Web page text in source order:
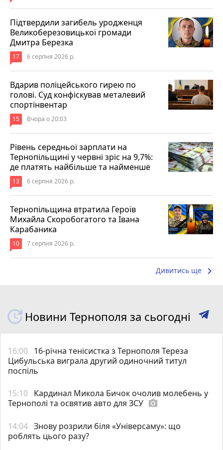
Підтвердили загибель уродженця
Великоберезовицької громади
Дмитра Березка
17 6 серпня 2026 р.
Вдарив поліцейського гирею по
голові. Суд конфіскував металевий
спортінвентар
15 Вчора о 20:03
Рівень середньої зарплати на
Тернопільщині у червні зріс на 9,7%:
де платять найбільше та найменше
13 6 серпня 2026 р.
Тернопільщина втратила Героїв
Михайла Скоробогатого та Івана
Карабаника
10 7 серпня 2026 р.
Дивитись ще keyboard_arrow_right
Новини Тернополя за сьогодні
16:00 16-річна тенісистка з Тернополя Тереза
Цибульська виграла другий одиночний титул
поспіль
15:10 Кардинал Микола Бичок очолив молебень у
Тернополі та освятив авто для ЗСУ photo_camera
14:04 Знову розрили біля «Універсаму»: що
роблять цього разу?